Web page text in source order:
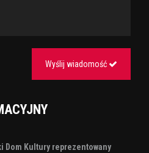
Wyślij wiadomość
Dom Kultury reprezentowany